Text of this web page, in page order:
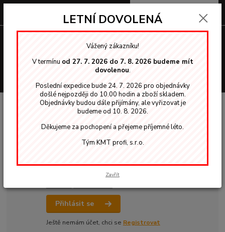
0,00 Kč
Přihlášení
Heslo*
Přihlásit se
Ještě nemám účet, chci se Registrovat
LETNÍ DOVOLENÁ
Vážený zákazníku!
V termínu od 27. 7. 2026 do 7. 8. 2026 budeme mít
dovolenou.
Poslední expedice bude 24. 7. 2026 pro objednávky
došlé nejpozději do 10.00 hodin a zboží skladem.
Objednávky budou dále přijímány, ale vyřizovat je
budeme od 10. 8. 2026.
Děkujeme za pochopení a přejeme příjemné léto.
Tým KMT profi, s.r.o.
Zavřít